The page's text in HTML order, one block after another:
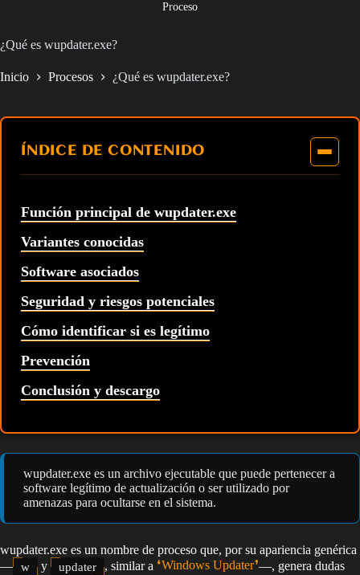
Proceso
¿Qué es wupdater.exe?
Inicio Procesos ¿Qué es wupdater.exe?
ÍNDICE DE CONTENIDO
Función principal de wupdater.exe
Variantes conocidas
Software asociados
Seguridad y riesgos potenciales
Cómo identificar si es legítimo
Prevención
Conclusión y descargo
wupdater.exe es un archivo ejecutable que puede pertenecer a
software legítimo de actualización o ser utilizado por
amenazas para ocultarse en el sistema.
wupdater.exe es un nombre de proceso que, por su apariencia genérica
— w y updater , similar a Windows Updater —, genera dudas